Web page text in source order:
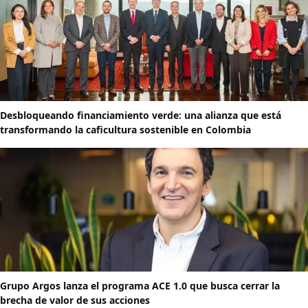
Desbloqueando financiamiento verde: una alianza que está
transformando la caficultura sostenible en Colombia
Grupo Argos lanza el programa ACE 1.0 que busca cerrar la
brecha de valor de sus acciones